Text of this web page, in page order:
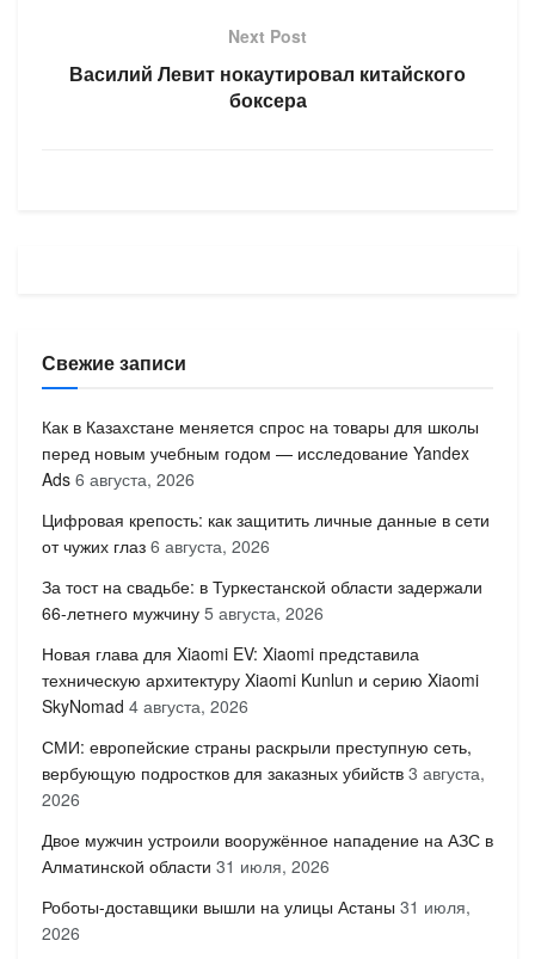
Next Post
Василий Левит нокаутировал китайского
боксера
Свежие записи
Как в Казахстане меняется спрос на товары для школы
перед новым учебным годом — исследование Yandex
Ads 6 августа, 2026
Цифровая крепость: как защитить личные данные в сети
от чужих глаз 6 августа, 2026
За тост на свадьбе: в Туркестанской области задержали
66-летнего мужчину 5 августа, 2026
Новая глава для Xiaomi EV: Xiaomi представила
техническую архитектуру Xiaomi Kunlun и серию Xiaomi
SkyNomad 4 августа, 2026
СМИ: европейские страны раскрыли преступную сеть,
вербующую подростков для заказных убийств 3 августа,
2026
Двое мужчин устроили вооружённое нападение на АЗС в
Алматинской области 31 июля, 2026
Роботы-доставщики вышли на улицы Астаны 31 июля,
2026